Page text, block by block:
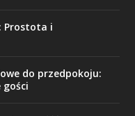
Prostota i
do przedpokoju: